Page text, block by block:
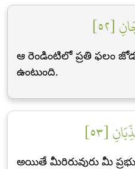
[٥٢]
ఆ రెండింటిలో ప్రతి ఫలం
ఉంటుంది.
[٥٣]
అయితే మీరిరువురు మీ